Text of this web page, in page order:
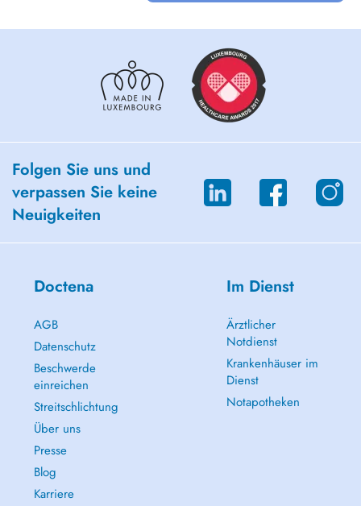
Folgen Sie uns und
verpassen Sie keine
Neuigkeiten
Doctena
AGB
Datenschutz
Beschwerde
einreichen
Streitschlichtung
Über uns
Presse
Blog
Karriere
Im Dienst
Ärztlicher
Notdienst
Krankenhäuser im
Dienst
Notapotheken